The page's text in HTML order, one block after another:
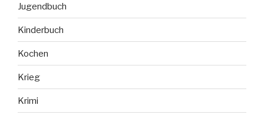
Jugendbuch
Kinderbuch
Kochen
Krieg
Krimi